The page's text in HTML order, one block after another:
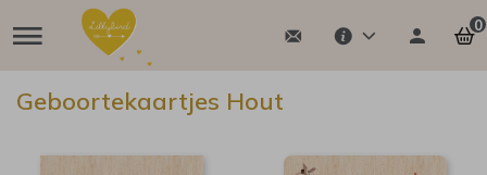
0
Geboortekaartjes Hout